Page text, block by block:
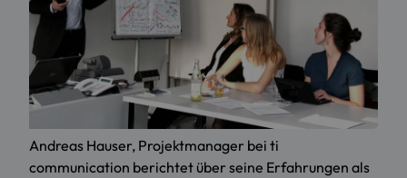
Andreas Hauser, Projektmanager bei ti
communication berichtet über seine Erfahrungen als